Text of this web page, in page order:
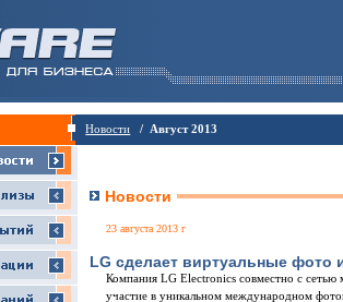
Новости / Август 2013
Новости
23 августа 2013 г
LG сделает виртуальные фото
Компания LG Electronics совместно с сетью
участие в уникальном международном